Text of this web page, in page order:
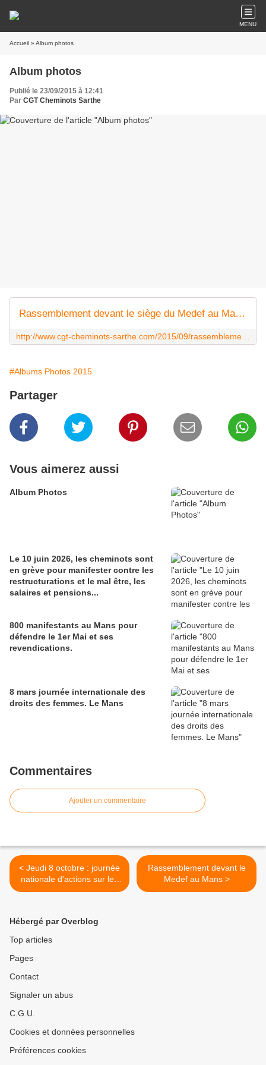
MENU
Accueil » Album photos
Album photos
Publié le 23/09/2015 à 12:41
Par CGT Cheminots Sarthe
Rassemblement devant le siège du Medef au Mans mercredi 23 septembre - Syndicat CGT des Cheminots Actifs et Retraités de la Sarthe
#Albums Photos 2015
Partager
Vous aimerez aussi
Album Photos
Le 10 juin 2026, les cheminots sont
en grève pour manifester contre les
restructurations et le mal être, les
salaires et pensions...
800 manifestants au Mans pour
défendre le 1er Mai et ses
revendications.
8 mars journée internationale des
droits des femmes. Le Mans
Commentaires
Ajouter un commentaire
< Jeudi 8 octobre : journée
nationale d'actions sur les
salaires, l'emploi et les
Rassemblement devant le
Medef au Mans >
Hébergé par Overblog
Top articles
Pages
Contact
Signaler un abus
C.G.U.
Cookies et données personnelles
Préférences cookies